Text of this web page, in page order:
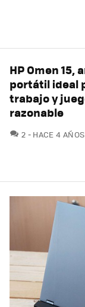
HP Omen 15,
portátil ideal
trabajo y
razonable
2 COMENTARIOS
HACE 4 AÑOS